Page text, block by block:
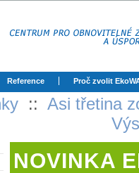
Reference Proč zvolit
:: Asi třetina
NOVINKA